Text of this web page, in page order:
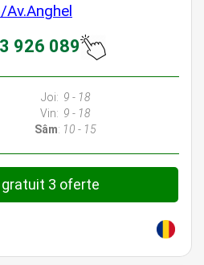
926 089
Joi: 9 - 18
Vin: 9 - 18
Sâm: 10 - 15
gratuit 3 oferte